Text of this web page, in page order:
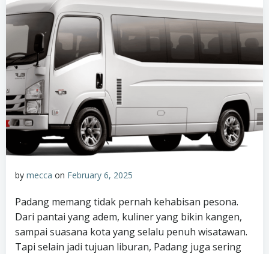
by mecca on February 6, 2025
Padang memang tidak pernah kehabisan pesona.
Dari pantai yang adem, kuliner yang bikin kangen,
sampai suasana kota yang selalu penuh wisatawan.
Tapi selain jadi tujuan liburan, Padang juga sering